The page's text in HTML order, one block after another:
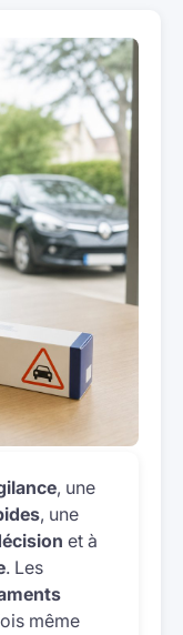
, une
, une
et à
. Les
même